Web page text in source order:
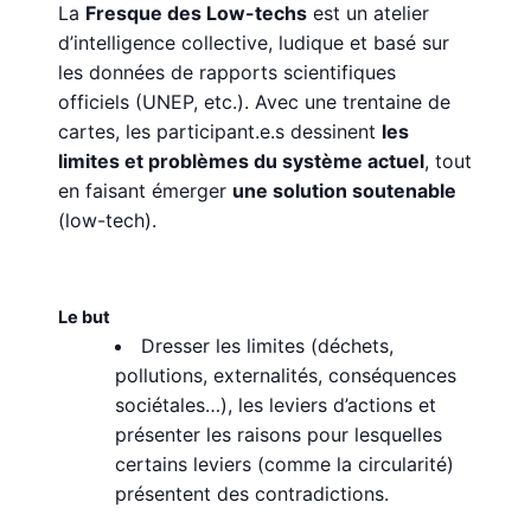
La Fresque des Low-techs est un atelier
d’intelligence collective, ludique et basé sur
les données de rapports scientifiques
officiels (UNEP, etc.). Avec une trentaine de
cartes, les participant.e.s dessinent les
limites et problèmes du système actuel, tout
en faisant émerger une solution soutenable
(low-tech).
Le but
Dresser les limites (déchets,
pollutions, externalités, conséquences
sociétales…), les leviers d’actions et
présenter les raisons pour lesquelles
certains leviers (comme la circularité)
présentent des contradictions.